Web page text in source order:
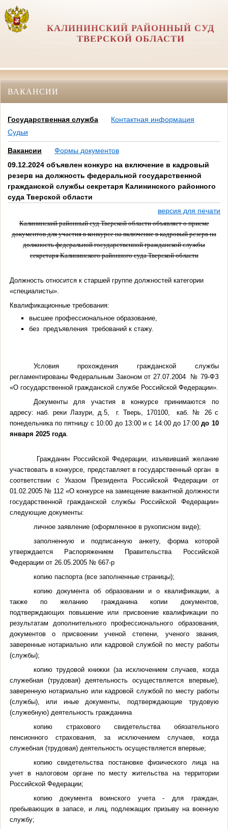
КАЛИНИНСКИЙ РАЙОННЫЙ СУД
ТВЕРСКОЙ ОБЛАСТИ
ВАКАНСИИ
Государственная служба
Контактная информация
Судьи
Вакансии
Формы документов
09.12.2024 объявлен конкурс на включение в кадровый
резерв на должность федеральной государственной
гражданской службы секретаря Калининского районного
суда Тверской области
версия для печати
Калининский районный суд Тверской области объявляет о приеме
документов для участия в конкурсе на включение в кадровый резерв на
должность федеральной государственной гражданской службы
секретаря Калининского районного суда Тверской области
Должность относится к старшей группе должностей категории
«специалисты».
Квалификационные требования:
высшее профессиональное образование,
без предъявления требований к стажу.
Условия прохождения гражданской службы
регламентированы Федеральным Законом от 27.07.2004 № 79-ФЗ
«О государственной гражданской службе Российской Федерации».
Документы для участия в конкурсе принимаются по
адресу: наб. реки Лазури, д.5, г. Тверь, 170100, каб. № 26 с
понедельника по пятницу с 10:00 до 13:00 и с 14:00 до 17:00до 10
января 2025 года.
Гражданин Российской Федерации, изъявивший желание
участвовать в конкурсе, представляет в государственный орган в
соответствии с Указом Президента Российской Федерации от
01.02.2005 № 112 «О конкурсе на замещение вакантной должности
государственной гражданской службы Российской Федерации»
следующие документы:
личное заявление (оформленное в рукописном виде);
заполненную и подписанную анкету, форма которой
утверждается Распоряжением Правительства Российской
Федерации от 26.05.2005 № 667-р
копию паспорта (все заполненные страницы);
копию документа об образовании и о квалификации, а
также по желанию гражданина копии документов,
подтверждающих повышение или присвоение квалификации по
результатам дополнительного профессионального образования,
документов о присвоении ученой степени, ученого звания,
заверенные нотариально или кадровой службой по месту работы
(службы);
копию трудовой книжки (за исключением случаев, когда
служебная (трудовая) деятельность осуществляется впервые),
заверенную нотариально или кадровой службой по месту работы
(службы), или иные документы, подтверждающие трудовую
(служебную) деятельность гражданина
копию страхового свидетельства обязательного
пенсионного страхования, за исключением случаев, когда
служебная (трудовая) деятельность осуществляется впервые;
копию свидетельства постановке физического лица на
учет в налоговом органе по месту жительства на территории
Российской Федерации;
копию документа воинского учета - для граждан,
пребывающих в запасе, и лиц, подлежащих призыву на военную
службу;